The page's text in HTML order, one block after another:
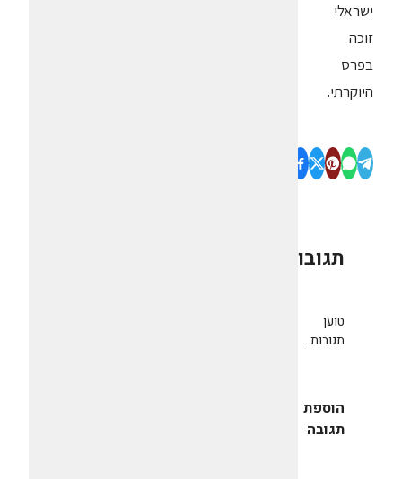
ישראלי
זוכה
בפרס
היוקרתי.
תגובות
טוען
תגובות...
הוספת
תגובה